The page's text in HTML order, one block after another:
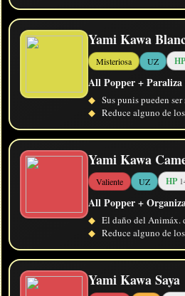
Yami Kawa
Misteriosa UZ HP
All Popper + Paraliza
◆ Sus punis pueden
◆ Reduce alguno de
Yami Kawa
Valiente UZ HP
All Popper +
◆ El daño del Animáx.
◆ Reduce alguno de
Yami Kawa Saya